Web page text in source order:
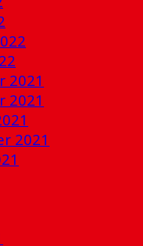
2021
2021
2021